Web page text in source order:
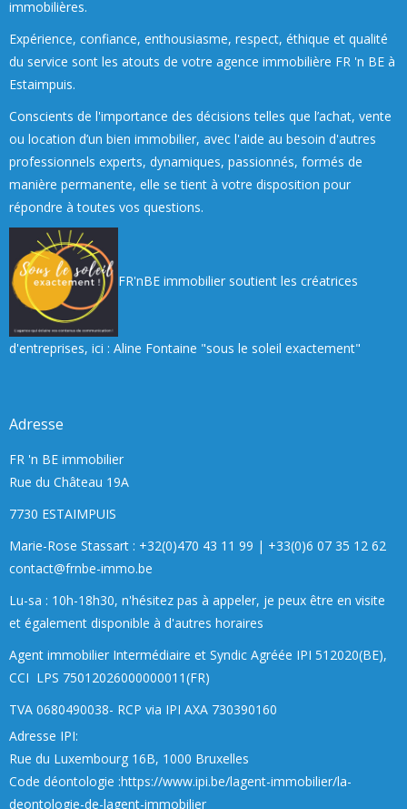
immobilières.
Expérience, confiance, enthousiasme, respect, éthique et qualité
du service sont les atouts de votre agence immobilière FR 'n BE à
Estaimpuis.
Conscients de l'importance des décisions telles que l’achat, vente
ou location d’un bien immobilier, avec l'aide au besoin d'autres
professionnels experts, dynamiques, passionnés, formés de
manière permanente, elle se tient à votre disposition pour
répondre à toutes vos questions.
FR'nBE immobilier soutient les créatrices
d'entreprises, ici : Aline Fontaine "sous le soleil exactement"
Adresse
FR 'n BE immobilier
Rue du Château 19A
7730 ESTAIMPUIS
Marie-Rose Stassart : +32(0)470 43 11 99 | +33(0)6 07 35 12 62
contact@frnbe-immo.be
Lu-sa : 10h-18h30, n'hésitez pas à appeler, je peux être en visite
et également disponible à d'autres horaires
Agent immobilier Intermédiaire et Syndic Agréée IPI 512020(BE),
CCI LPS 75012026000000011(FR)
TVA 0680490038- RCP via IPI AXA 730390160
Adresse IPI:
Rue du Luxembourg 16B, 1000 Bruxelles
Code déontologie :https://www.ipi.be/lagent-immobilier/la-
deontologie-de-lagent-immobilier